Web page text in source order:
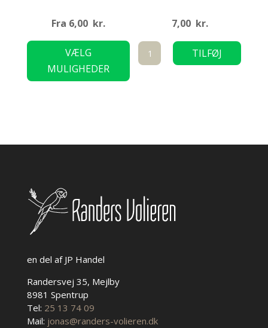
Fra 6,00 kr.
VÆLG
MULIGHEDER
Dette
vælges
7,00 kr.
Grenholder
Medium
TILFØJ
TIL KURV
en del af JP Handel
Randersvej 35, Mejlby
8981 Spentrup
Tel: 25 13 74 09
Mail: jonas@randers-volieren.dk